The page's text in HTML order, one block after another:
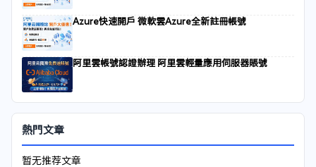
Azure快速開戶 微軟雲Azure全新註冊帳號
阿里雲帳號認證辦理 阿里雲輕量應用伺服器賬號
熱門文章
暂无推荐文章